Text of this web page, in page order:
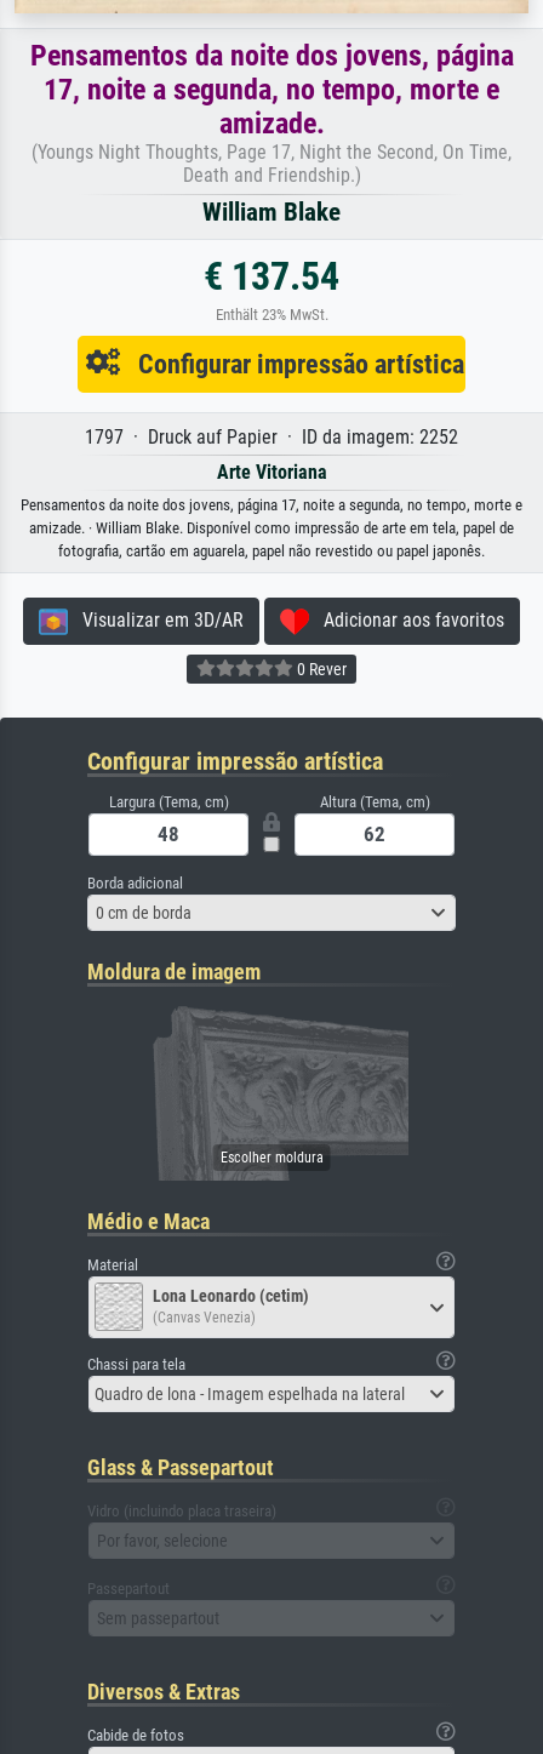
Pensamentos da noite dos jovens, página
17, noite a segunda, no tempo, morte e
amizade.
(Youngs Night Thoughts, Page 17, Night the Second, On Time,
Death and Friendship.)
William Blake
€ 137.54
Enthält 23% MwSt.
Configurar impressão artística
1797 · Druck auf Papier · ID da imagem: 2252
Arte Vitoriana
Pensamentos da noite dos jovens, página 17, noite a segunda, no tempo, morte e
amizade. · William Blake. Disponível como impressão de arte em tela, papel de
fotografia, cartão em aguarela, papel não revestido ou papel japonês.
Visualizar em 3D/AR Adicionar aos favoritos
0 Rever
Configurar impressão artística
Largura (Tema, cm) Altura (Tema, cm)
Borda adicional
0 cm de borda
Moldura de imagem
Médio e Maca
Material
Lona Leonardo (cetim)
(Canvas Venezia)
Chassi para tela
Quadro de lona - Imagem espelhada na lateral
Glass & Passepartout
Vidro (incluindo placa traseira)
Por favor, selecione
Passepartout
Sem passepartout
Diversos & Extras
Cabide de fotos